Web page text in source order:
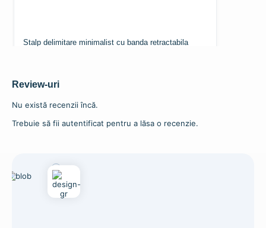
Stalp delimitare minimalist cu banda retractabila
Review-uri
Nu există recenzii încă.
Trebuie să fii autentificat pentru a lăsa o recenzie.